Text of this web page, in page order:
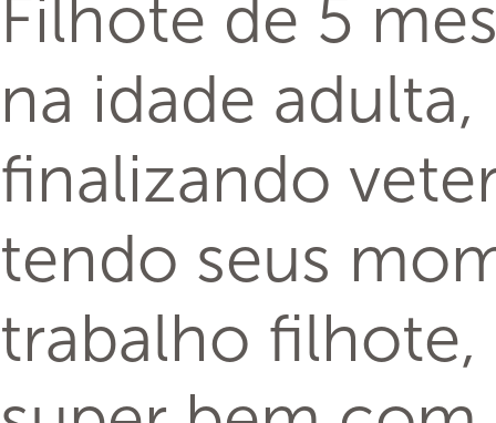
Filhote de 5
na idade
finalizando
tendo seus
trabalho filhote,